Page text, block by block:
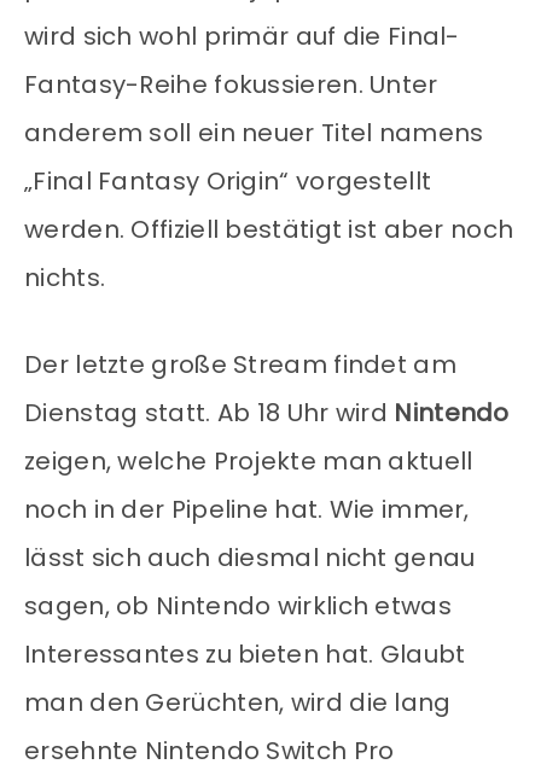
wird sich wohl primär auf die Final-
Fantasy-Reihe fokussieren. Unter
anderem soll ein neuer Titel namens
„Final Fantasy Origin“ vorgestellt
werden. Offiziell bestätigt ist aber noch
nichts.
Der letzte große Stream findet am
Dienstag statt. Ab 18 Uhr wird Nintendo
zeigen, welche Projekte man aktuell
noch in der Pipeline hat. Wie immer,
lässt sich auch diesmal nicht genau
sagen, ob Nintendo wirklich etwas
Interessantes zu bieten hat. Glaubt
man den Gerüchten, wird die lang
ersehnte Nintendo Switch Pro